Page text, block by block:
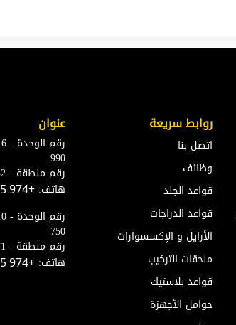
روابط سريعة
اتصل بنا
وظائف
قواعد الجلد
قواعد الدراجات
الأرايل و الإكسسوارات
ملحقات التركيب
قواعد بلاستيك
حوامل الأجهزة
عنوان
990
رقم منطقة - 52, الريان القديم الدوحة قطر
هاتف: +974 4465 2421
750
رقم منطقة - 71, أم صلال محمد, الدوحة قطر
هاتف: +974 5015 2425